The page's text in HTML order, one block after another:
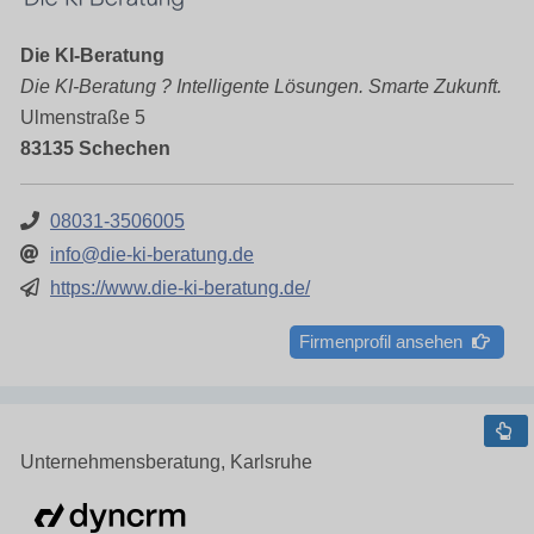
Die KI-Beratung
Die KI-Beratung ? Intelligente Lösungen. Smarte Zukunft.
Ulmenstraße 5
83135 Schechen
08031-3506005
info@die-ki-beratung.de
https://www.die-ki-beratung.de/
Firmenprofil ansehen
Unternehmensberatung, Karlsruhe